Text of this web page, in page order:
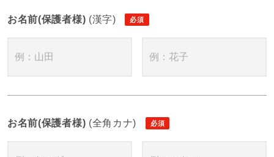
お名前(保護者様) (漢字)
お名前(保護者様) (全角カナ)